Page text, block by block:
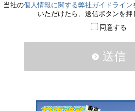
当社の個人情報に関する弊社ガイドライン
いただけたら、送信ボタンを押
同意する
送信